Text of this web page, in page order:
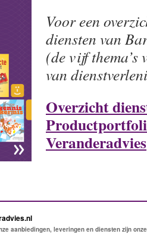
Voor een
diensten van
(de vijf thema’s
van
Overzicht
Veranderadvies
aanbiedingen, leveringen en diensten zijn